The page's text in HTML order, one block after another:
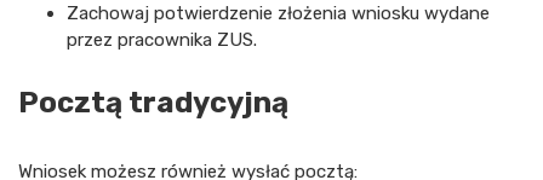
Zachowaj potwierdzenie złożenia wniosku wydane
przez pracownika ZUS.
Pocztą tradycyjną
Wniosek możesz również wysłać pocztą: